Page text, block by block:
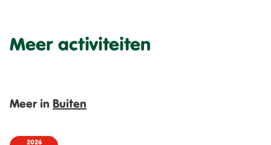
Meer activiteiten
Meer in Buiten
2026